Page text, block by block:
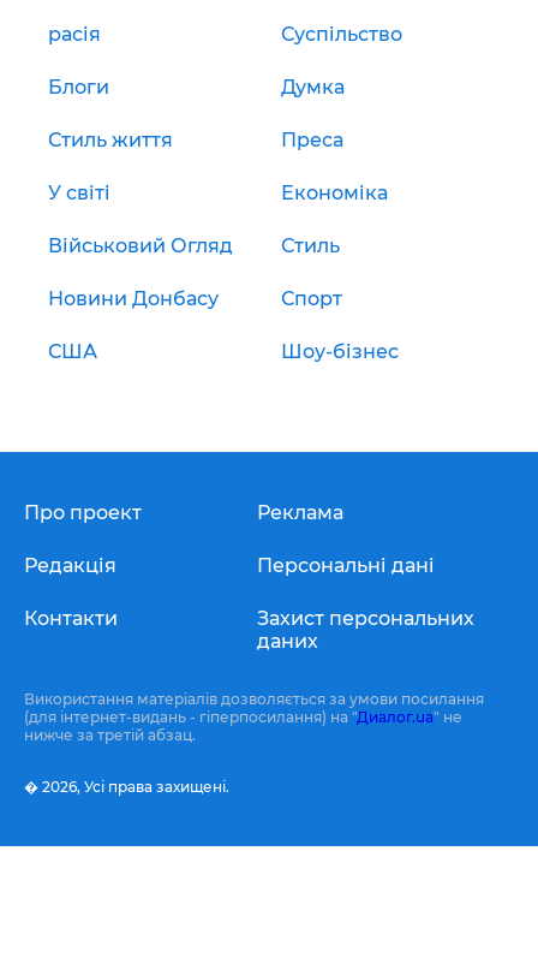
расія Суспільство
Блоги Думка
Стиль життя Преса
У світі Економіка
Військовий Огляд Стиль
Новини Донбасу Спорт
США Шоу-бізнес
Про проект
Редакція
Контакти
Реклама
Персональні дані
Захист персональних
даних
Використання матеріалів дозволяється за умови посилання
(для інтернет-видань - гіперпосилання) на "Диалог.ua" не
нижче за третій абзац.
� 2026, Усі права захищені.